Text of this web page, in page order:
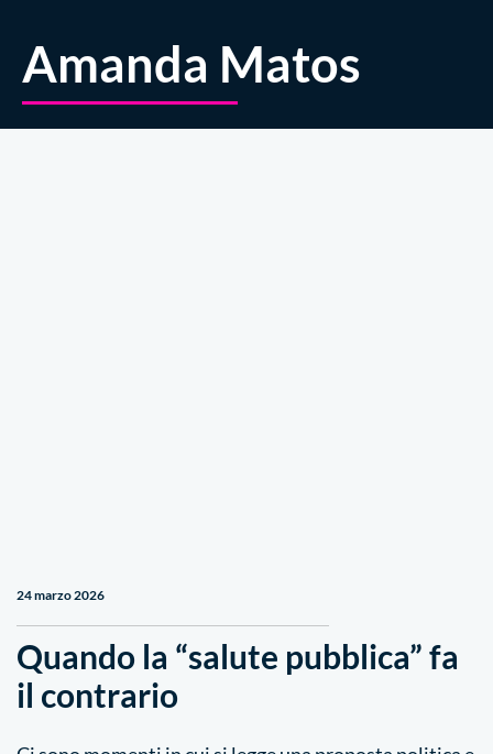
Amanda Matos
24 marzo 2026
Quando la “salute pubblica” fa
il contrario